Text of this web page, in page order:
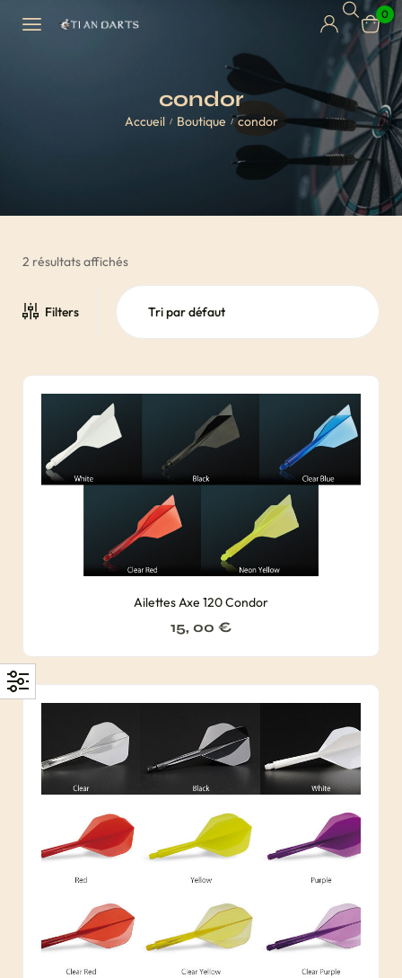
0
condor
Accueil / Boutique / condor
2 résultats affichés
Filters
Ailettes Axe 120 Condor
15, 00 €